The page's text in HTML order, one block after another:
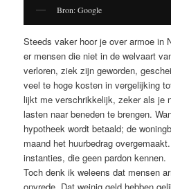
Bron: Google
Steeds vaker hoor je over armoe in
er mensen die niet in de welvaart
verloren, ziek zijn geworden,
veel te hoge kosten in vergelijking
lijkt me verschrikkelijk, zeker als je
lasten naar beneden te brengen.
hypotheek wordt betaald; de
maand het huurbedrag
instanties, die geen pardon kennen.
Toch denk ik weleens dat mensen